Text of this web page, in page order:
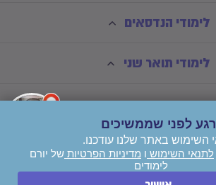
לימודי הנדסאים
לימודי תואר שני
רגע לפני שממשיכים
השימוש באתר שלנו עודכנו.
לתנאי השימוש ו מדיניות הפרטיות של יורם
לימודים